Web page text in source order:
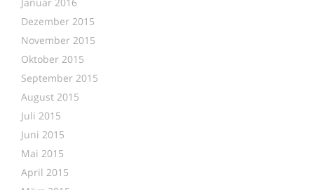
Dezember 2015
November 2015
Oktober 2015
September 2015
August 2015
Juli 2015
Juni 2015
Mai 2015
April 2015